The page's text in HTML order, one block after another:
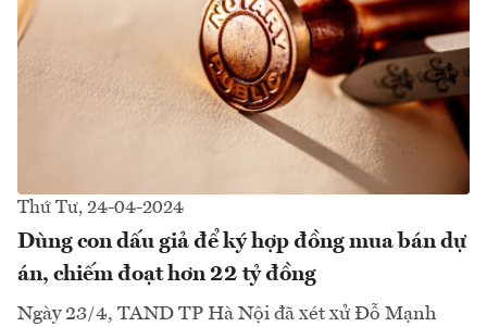
Thứ Tư, 24-04-2024
Dùng con dấu giả để ký hợp đồng mua bán dự
án, chiếm đoạt hơn 22 tỷ đồng
Ngày 23/4, TAND TP Hà Nội đã xét xử Đỗ Mạnh